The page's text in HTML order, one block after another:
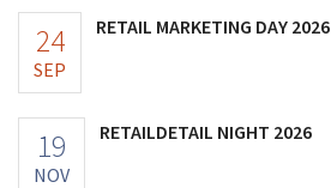
24
SEP
RETAIL MARKETING DAY 2026
19
NOV
RETAILDETAIL NIGHT 2026